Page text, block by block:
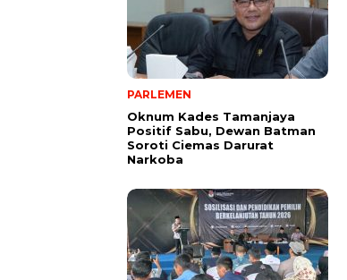
PARLEMEN
Oknum Kades Tamanjaya
Positif Sabu, Dewan Batman
Soroti Ciemas Darurat
Narkoba